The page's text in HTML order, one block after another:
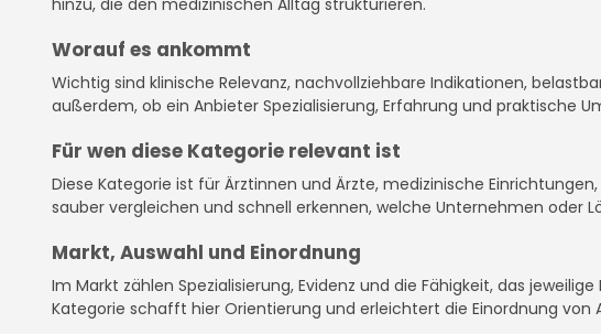
Worauf es ankommt
Wichtig sind klinische Relevanz, nachvollziehbare Indikationen,
außerdem, ob ein Anbieter Spezialisierung, Erfahrung und praktische
Für wen diese Kategorie relevant ist
Diese Kategorie ist für Ärztinnen und Ärzte, medizinische
sauber vergleichen und schnell erkennen, welche Unternehmen oder
Markt, Auswahl und Einordnung
Im Markt zählen Spezialisierung, Evidenz und die Fähigkeit, das
Kategorie schafft hier Orientierung und erleichtert die Einordnung von